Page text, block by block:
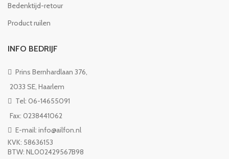
Bedenktijd-retour
Product ruilen
INFO BEDRIJF
Prins Bernhardlaan 376,
2033 SE, Haarlem
Tel: 06-14655091
Fax: 0238441062
E-mail: info@ailfon.nl
KVK: 58636153
BTW: NL002429567B98